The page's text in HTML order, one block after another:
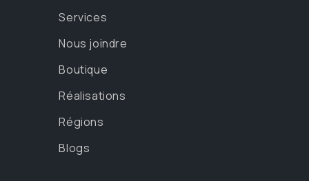
Services
Nous joindre
Boutique
Réalisations
Régions
Blogs